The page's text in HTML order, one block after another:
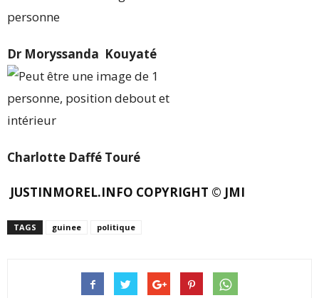
Dr Moryssanda Kouyaté
Charlotte Daffé Touré
JUSTINMOREL.INFO COPYRIGHT © JMI
TAGS guinee politique